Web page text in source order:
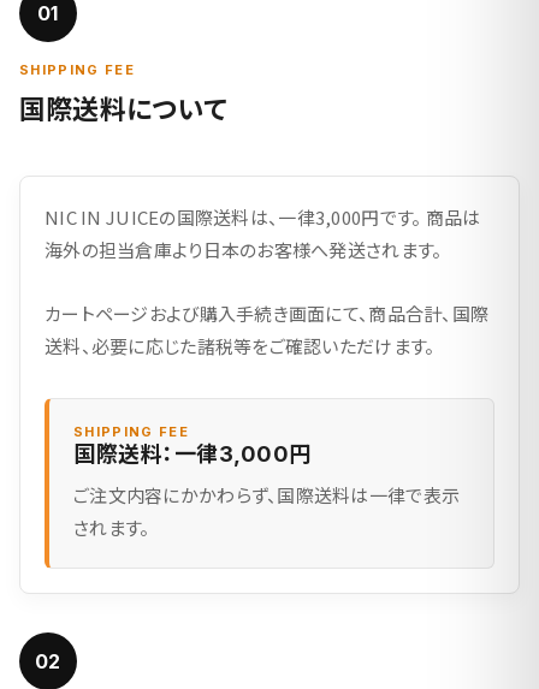
01
SHIPPING FEE
国際送料について
NIC IN JUICEの国際送料は、一律3,000円です。 商品は
海外の担当倉庫より日本のお客様へ発送されます。
カートページおよび購入手続き画面にて、商品合計、国際
送料、必要に応じた諸税等をご確認いただけます。
SHIPPING FEE
国際送料：一律3,000円
ご注文内容にかかわらず、国際送料は一律で表示
されます。
02